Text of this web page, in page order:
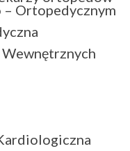
Ortopedycznym